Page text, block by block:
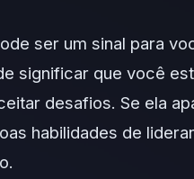
ser um sinal para
significar que você
desafios. Se ela
habilidades de